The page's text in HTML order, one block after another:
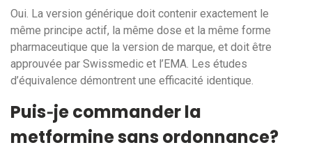
Oui. La version générique doit contenir exactement le
même principe actif, la même dose et la même forme
pharmaceutique que la version de marque, et doit être
approuvée par Swissmedic et l’EMA. Les études
d’équivalence démontrent une efficacité identique.
Puis‑je commander la
metformine sans ordonnance?